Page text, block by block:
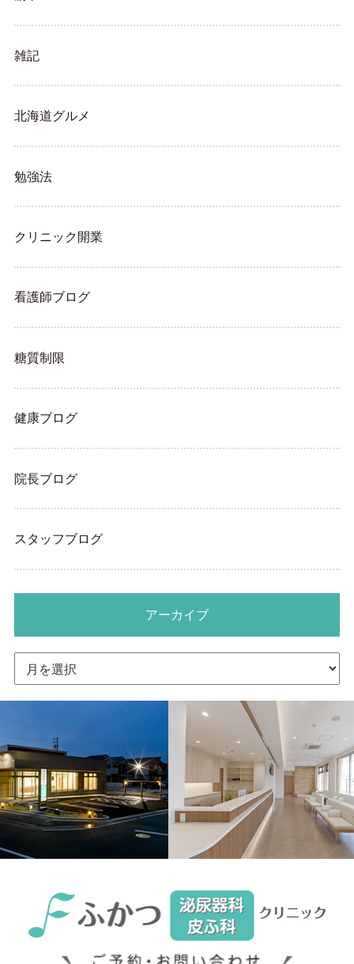
雑記
北海道グルメ
勉強法
クリニック開業
看護師ブログ
糖質制限
健康ブログ
院長ブログ
スタッフブログ
アーカイブ
カ
イ